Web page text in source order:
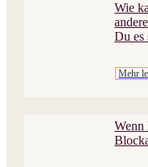
Wie
Du es
Mehr
​Wenn